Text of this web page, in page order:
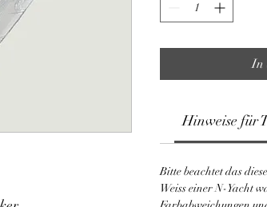
In
Hinweise für
Bitte beachtet das
Weiss einer N-Yacht